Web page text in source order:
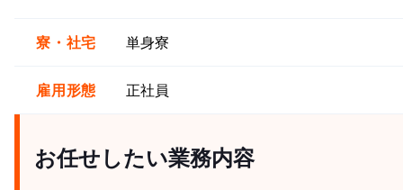
寮・社宅 単身寮
雇用形態 正社員
お任せしたい業務内容